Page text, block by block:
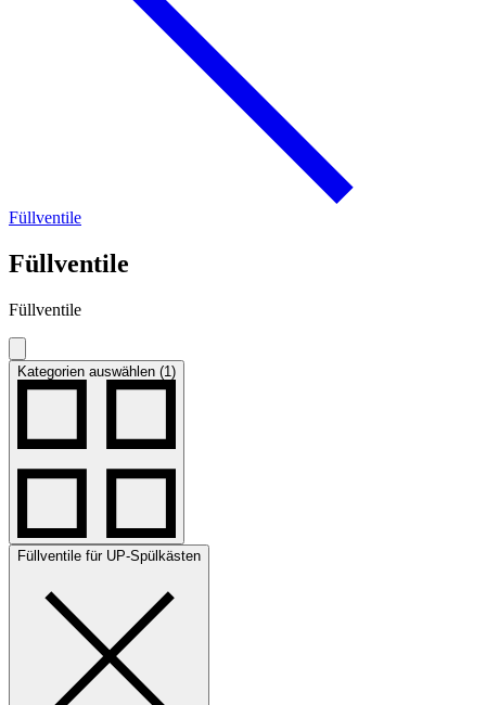
Füllventile
Füllventile
Füllventile
Kategorien auswählen (1)
Füllventile für UP-Spülkästen